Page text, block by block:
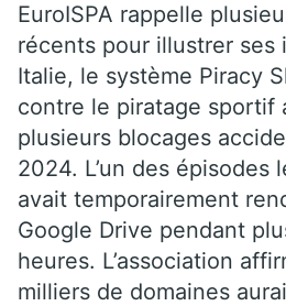
EuroISPA rappelle
récents pour illustrer ses
Italie, le système Piracy
contre le piratage sportif
plusieurs blocages
2024. L’un des épisodes
avait temporairement
Google Drive pendant
heures. L’association
milliers de domaines